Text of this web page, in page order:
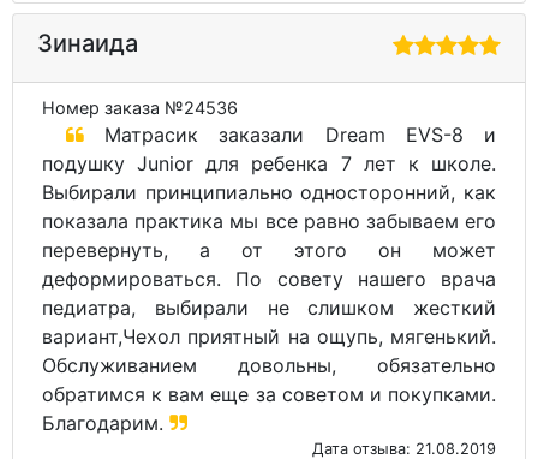
Зинаида
Номер заказа №24536
Матрасик заказали Dream EVS-8 и
подушку Junior для ребенка 7 лет к школе.
Выбирали принципиально односторонний, как
показала практика мы все равно забываем его
перевернуть, а от этого он может
деформироваться. По совету нашего врача
педиатра, выбирали не слишком жесткий
вариант,Чехол приятный на ощупь, мягенький.
Обслуживанием довольны, обязательно
обратимся к вам еще за советом и покупками.
Благодарим.
Дата отзыва: 21.08.2019